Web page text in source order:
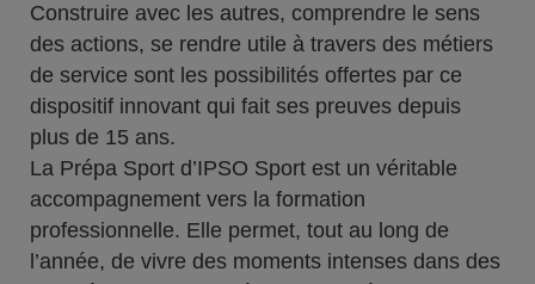
Construire avec les autres, comprendre le sens
des actions, se rendre utile à travers des métiers
de service sont les possibilités offertes par ce
dispositif innovant qui fait ses preuves depuis
plus de 15 ans.
La Prépa Sport d’IPSO Sport est un véritable
accompagnement vers la formation
professionnelle. Elle permet, tout au long de
l’année, de vivre des moments intenses dans des